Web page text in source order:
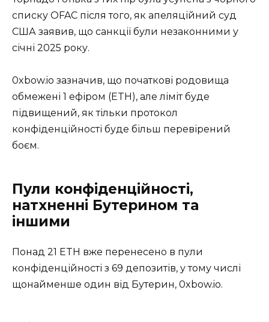
списку OFAC після того, як апеляційний суд
США заявив, що санкції були незаконними у
січні 2025 року.
0xbow.io зазначив, що початкові родовища
обмежені 1 ефіром (ETH), але ліміт буде
підвищений, як тільки протокол
конфіденційності буде більш перевірений
боєм.
Пули конфіденційності,
натхненні Бутерином та
іншими
Понад 21 ETH вже перенесено в пули
конфіденційності з 69 депозитів, у тому числі
щонайменше один від Бутерин, 0xbow.io.